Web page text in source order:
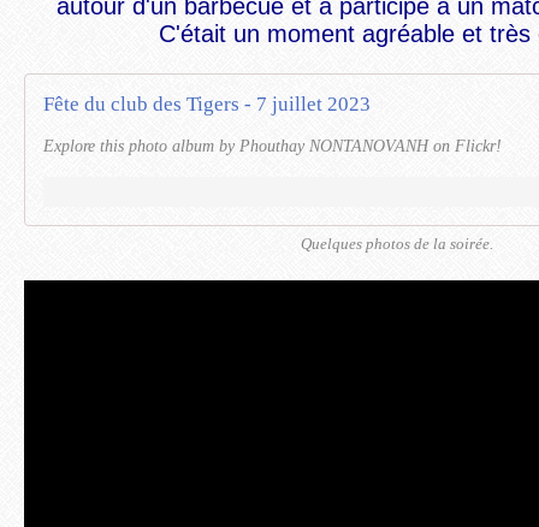
autour d'un barbecue et a participé à un
C'était un moment agréable et très
Fête du club des Tigers - 7 juillet 2023
Explore this photo album by Phouthay NONTANOVANH on Flickr!
Quelques photos de la soirée.